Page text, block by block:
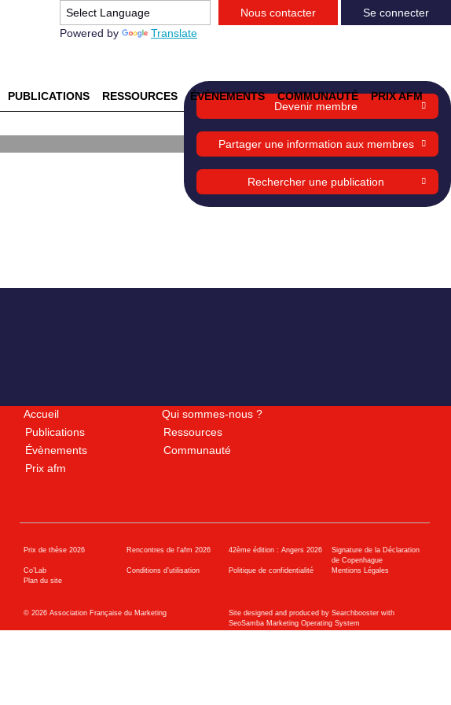
Powered by Translate
Nous contacter Se connecter
PUBLICATIONS RESSOURCES ÉVÈNEMENTS COMMUNAUTÉ PRIX AFM
Devenir membre
Partager une information aux membres
Rechercher une publication
Accueil
Qui sommes-nous ?
Publications
Ressources
Évènements
Communauté
Prix afm
Prix de thèse 2026 Rencontres de l'afm 2026 42ème édition : Angers 2026
Signature de la Déclaration
de Copenhague
Co’Lab
Conditions d’utilisation Politique de confidentialité
Mentions Légales
Plan du site
© 2026Association Française du Marketing
Site designed and produced by Searchbooster with
SeoSamba Marketing Operating System